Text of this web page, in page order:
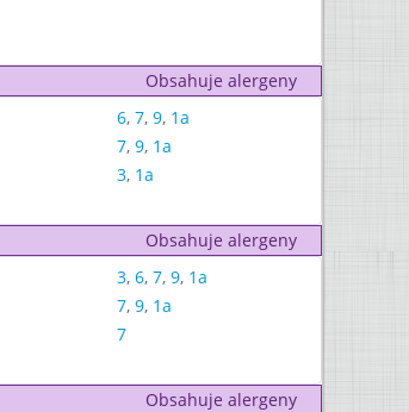
Obsahuje alergeny
6, 7, 9, 1a
7, 9, 1a
3, 1a
Obsahuje alergeny
3, 6, 7, 9, 1a
7, 9, 1a
7
Obsahuje alergeny